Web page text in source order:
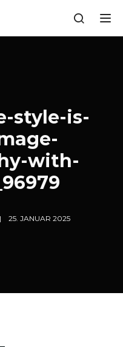
style-is-
with-
25. JANUAR 2025